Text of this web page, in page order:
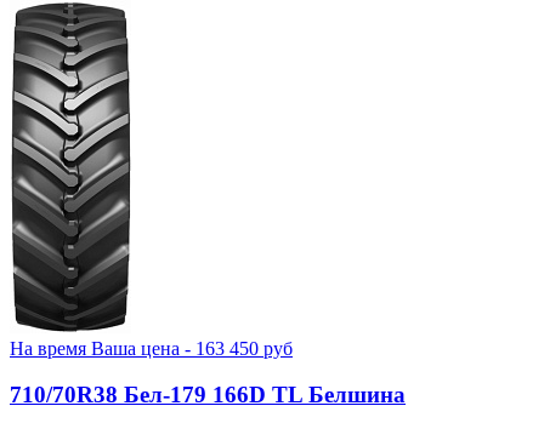
На время Ваша цена - 163 450 руб
710/70R38 Бел-179 166D TL Белшина